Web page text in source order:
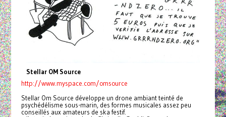
Stellar OM Source
http://www.myspace.com/omsource
Stellar Om Source développe un drone ambiant teinté de
psychédélisme sous-marin, des formes musicales assez peu
conseillés aux amateurs de ska festif.